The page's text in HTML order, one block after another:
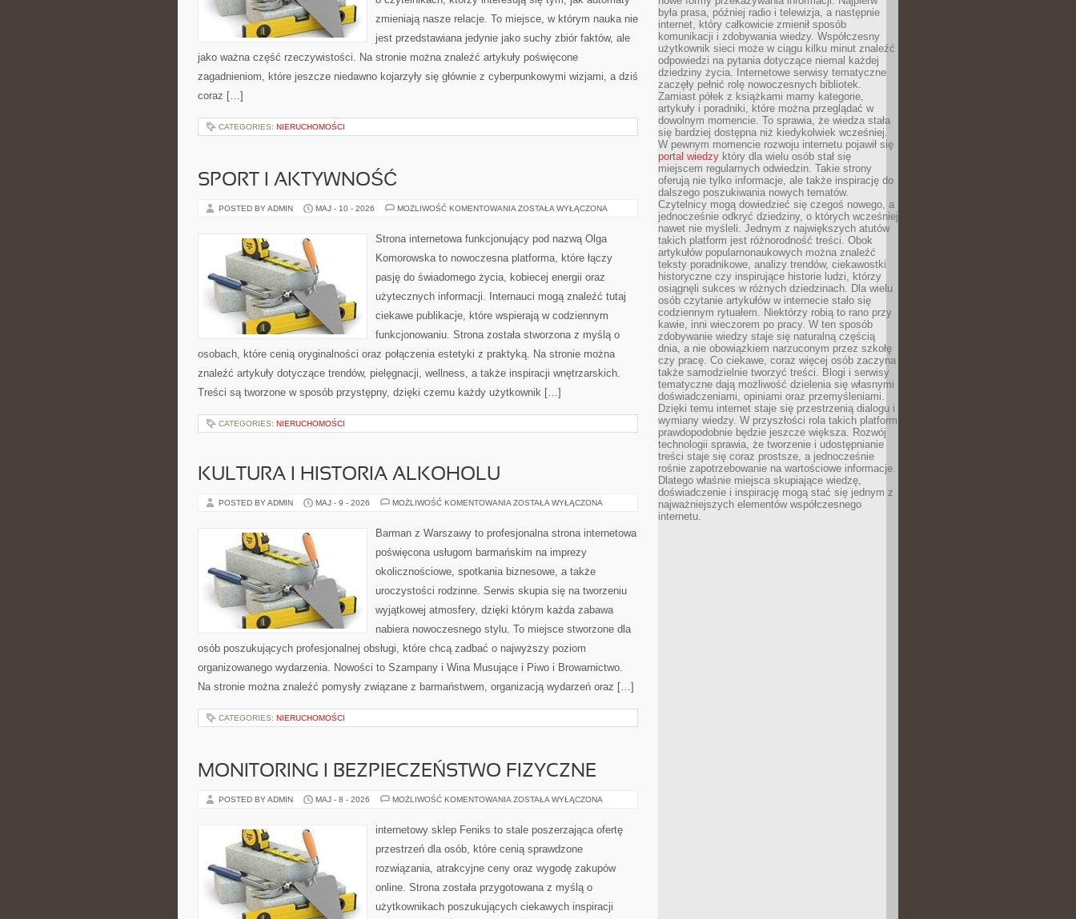
zmieniają nasze relacje. To miejsce, w którym nauka nie
jest przedstawiana jedynie jako suchy zbiór faktów, ale
jako ważna część rzeczywistości. Na stronie można znaleźć artykuły poświęcone
zagadnieniom, które jeszcze niedawno kojarzyły się głównie z cyberpunkowymi wizjami, a dziś
coraz […]
CATEGORIES: NIERUCHOMOŚCI
SPORT I AKTYWNOŚĆ
POSTED BY ADMIN MAJ - 10 - 2026 MOŻLIWOŚĆ KOMENTOWANIA SPORT
ZOSTAŁA WYŁĄCZONA
Strona internetowa funkcjonujący pod nazwą Olga
Komorowska to nowoczesna platforma, które łączy
pasję do świadomego życia, kobiecej energii oraz
użytecznych informacji. Internauci mogą znaleźć tutaj
ciekawe publikacje, które wspierają w codziennym
funkcjonowaniu. Strona została stworzona z myślą o
osobach, które cenią oryginalności oraz połączenia estetyki z praktyką. Na stronie można
znaleźć artykuły dotyczące trendów, pielęgnacji, wellness, a także inspiracji wnętrzarskich.
Treści są tworzone w sposób przystępny, dzięki czemu każdy użytkownik […]
CATEGORIES: NIERUCHOMOŚCI
KULTURA I HISTORIA ALKOHOLU
POSTED BY ADMIN MAJ - 9 - 2026 MOŻLIWOŚĆ KOMENTOWANIA KULTURA
ALKOHOLU
ZOSTAŁA WYŁĄCZONA
Barman z Warszawy to profesjonalna strona internetowa
poświęcona usługom barmańskim na imprezy
okolicznościowe, spotkania biznesowe, a także
uroczystości rodzinne. Serwis skupia się na tworzeniu
wyjątkowej atmosfery, dzięki którym każda zabawa
nabiera nowoczesnego stylu. To miejsce stworzone dla
osób poszukujących profesjonalnej obsługi, które chcą zadbać o najwyższy poziom
organizowanego wydarzenia. Nowości to Szampany i Wina Musujące i Piwo i Browarnictwo.
Na stronie można znaleźć pomysły związane z barmaństwem, organizacją wydarzeń oraz […]
CATEGORIES: NIERUCHOMOŚCI
MONITORING I BEZPIECZEŃSTWO FIZYCZNE
POSTED BY ADMIN MAJ - 8 - 2026 MOŻLIWOŚĆ KOMENTOWANIA MONITORING
FIZYCZNE
ZOSTAŁA WYŁĄCZONA
internetowy sklep Feniks to stale poszerzająca ofertę
przestrzeń dla osób, które cenią sprawdzone
rozwiązania, atrakcyjne ceny oraz wygodę zakupów
online. Strona została przygotowana z myślą o
użytkownikach poszukujących ciekawych inspiracji
była prasa, później radio i telewizja, a następnie
internet, który całkowicie zmienił sposób
komunikacji i zdobywania wiedzy. Współczesny
użytkownik sieci może w ciągu kilku minut znaleźć
odpowiedzi na pytania dotyczące niemal każdej
dziedziny życia. Internetowe serwisy tematyczne
zaczęły pełnić rolę nowoczesnych bibliotek.
Zamiast półek z książkami mamy kategorie,
artykuły i poradniki, które można przeglądać w
dowolnym momencie. To sprawia, że wiedza stała
się bardziej dostępna niż kiedykolwiek wcześniej.
W pewnym momencie rozwoju internetu pojawił się
portal wiedzy który dla wielu osób stał się
miejscem regularnych odwiedzin. Takie strony
oferują nie tylko informacje, ale także inspirację do
dalszego poszukiwania nowych tematów.
Czytelnicy mogą dowiedzieć się czegoś nowego, a
jednocześnie odkryć dziedziny, o których wcześniej
nawet nie myśleli. Jednym z największych atutów
takich platform jest różnorodność treści. Obok
artykułów popularnonaukowych można znaleźć
teksty poradnikowe, analizy trendów, ciekawostki
historyczne czy inspirujące historie ludzi, którzy
osiągnęli sukces w różnych dziedzinach. Dla wielu
osób czytanie artykułów w internecie stało się
codziennym rytuałem. Niektórzy robią to rano przy
kawie, inni wieczorem po pracy. W ten sposób
zdobywanie wiedzy staje się naturalną częścią
dnia, a nie obowiązkiem narzuconym przez szkołę
czy pracę. Co ciekawe, coraz więcej osób zaczyna
także samodzielnie tworzyć treści. Blogi i serwisy
tematyczne dają możliwość dzielenia się własnymi
doświadczeniami, opiniami oraz przemyśleniami.
Dzięki temu internet staje się przestrzenią dialogu i
wymiany wiedzy. W przyszłości rola takich platform
prawdopodobnie będzie jeszcze większa. Rozwój
technologii sprawia, że tworzenie i udostępnianie
treści staje się coraz prostsze, a jednocześnie
rośnie zapotrzebowanie na wartościowe informacje.
Dlatego właśnie miejsca skupiające wiedzę,
doświadczenie i inspirację mogą stać się jednym z
najważniejszych elementów współczesnego
internetu.